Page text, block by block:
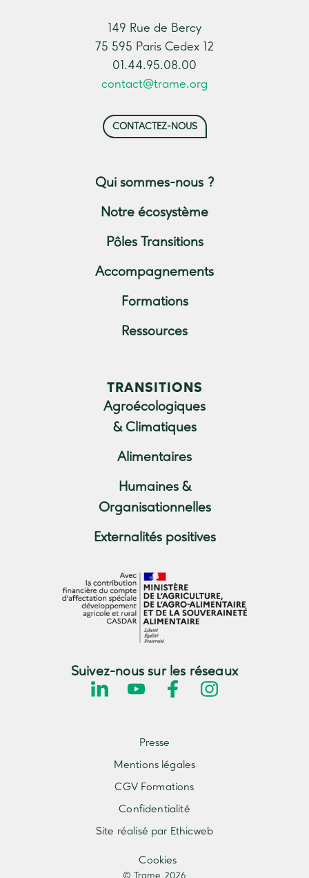
149 Rue de Bercy
75 595 Paris Cedex 12
01.44.95.08.00
contact@trame.org
CONTACTEZ-NOUS
Qui sommes-nous ?
Notre écosystème
Pôles Transitions
Accompagnements
Formations
Ressources
TRANSITIONS
Agroécologiques
& Climatiques
Alimentaires
Humaines &
Organisationnelles
Externalités positives
Suivez-nous sur les réseaux
© Trame 2026
Cookies
Presse
Mentions légales
CGV Formations
Confidentialité
Site réalisé par Ethicweb